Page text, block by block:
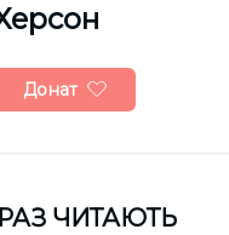
Донат
ЧИТАЮТЬ